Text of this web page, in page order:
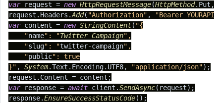
var request = new HttpRequestMessage(HttpMethod. Put ,
request. Headers .Add( "Authorization" ,
"Bearer
var content = new StringContent( "{
    "
name": "Twitter Campaign",
    "
slug": "twitter-campaign",
    "
public": true
}" , System.Text . Encoding. UTF8, "application/json");
request. Content
var response = await client.SendAsync(request);
response.EnsureSuccessStatusCode